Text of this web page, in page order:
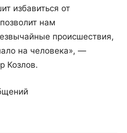
избавиться от
нам
происшествия,
на человека», —
Козлов.